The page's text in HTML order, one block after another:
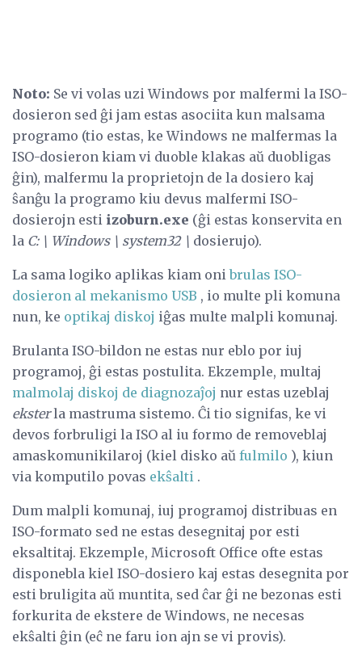
Noto: Se vi volas uzi Windows por malfermi la ISO-
dosieron sed ĝi jam estas asociita kun malsama
programo (tio estas, ke Windows ne malfermas la
ISO-dosieron kiam vi duoble klakas aŭ duobligas
ĝin), malfermu la proprietojn de la dosiero kaj
ŝanĝu la programo kiu devus malfermi ISO-
dosierojn esti izoburn.exe (ĝi estas konservita en
la C: \ Windows \ system32 \ dosierujo).
La sama logiko aplikas kiam onibrulas ISO-
dosieron al mekanismo USB , io multe pli komuna
nun, ke optikaj diskoj iĝas multe malpli komunaj.
Brulanta ISO-bildon ne estas nur eblo por iuj
programoj, ĝi estas postulita. Ekzemple, multaj
malmolaj diskoj de diagnozaĵoj nur estas uzeblaj
eksterla mastruma sistemo. Ĉi tio signifas, ke vi
devos forbruligi la ISO al iu formo de removeblaj
amaskomunikilaroj (kiel disko aŭ fulmilo ), kiun
via komputilo povas ekŝalti .
Dum malpli komunaj, iuj programoj distribuas en
ISO-formato sed ne estas desegnitaj por esti
eksaltitaj. Ekzemple, Microsoft Office ofte estas
disponebla kiel ISO-dosiero kaj estas desegnita por
esti bruligita aŭ muntita, sed ĉar ĝi ne bezonas esti
forkurita de ekstere de Windows, ne necesas
ekŝalti ĝin (eĉ ne faru ion ajn se vi provis).